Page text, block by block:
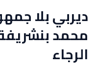
ديربي بلا
محمد
الرجاء